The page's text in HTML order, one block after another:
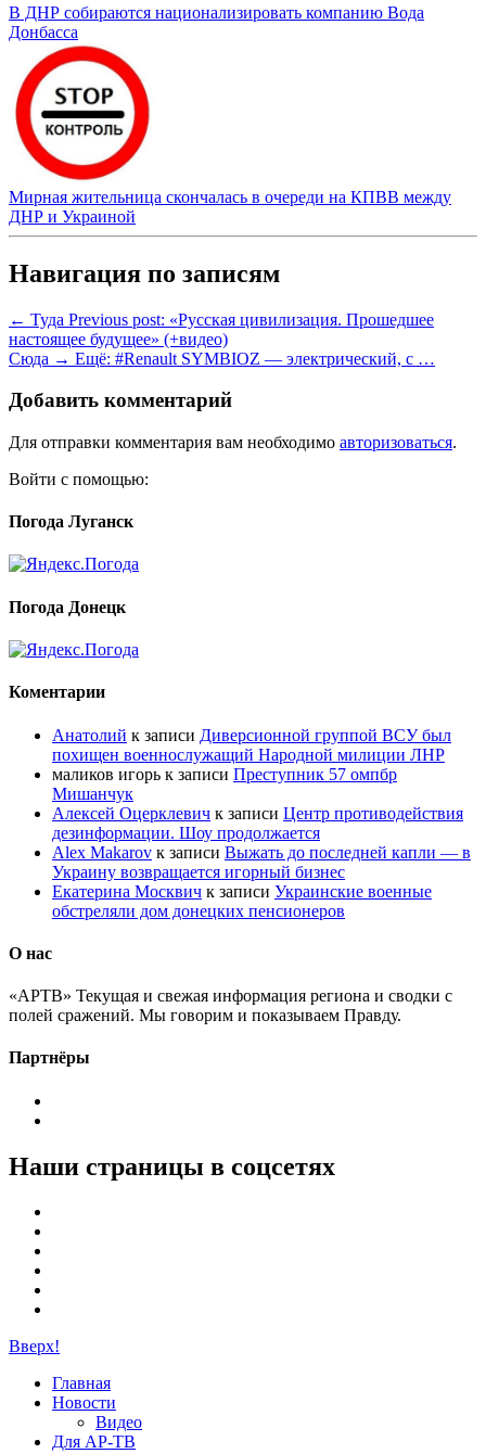
В ДНР собираются национализировать компанию Вода
Донбасса
Мирная жительница скончалась в очереди на КПВВ между
ДНР и Украиной
Навигация по записям
← Туда Previous post: «Русская цивилизация. Прошедшее
настоящее будущее» (+видео)
Сюда → Ещё: #Renault SYMBIOZ — электрический, с …
Добавить комментарий
Для отправки комментария вам необходимо авторизоваться.
Войти с помощью:
Погода Луганск
Погода Донецк
Коментарии
Анатолий к записи Диверсионной группой ВСУ был
похищен военнослужащий Народной милиции ЛНР
маликов игорь к записи Преступник 57 омпбр
Мишанчук
Алексей Оцерклевич к записи Центр противодействия
дезинформации. Шоу продолжается
Alex Makarov к записи Выжать до последней капли — в
Украину возвращается игорный бизнес
Екатерина Москвич к записи Украинские военные
обстреляли дом донецких пенсионеров
О нас
«АРТВ» Текущая и свежая информация региона и сводки с
полей сражений. Мы говорим и показываем Правду.
Партнёры
Наши страницы в соцсетях
Вверх!
Главная
Новости
Видео
Для АР-ТВ